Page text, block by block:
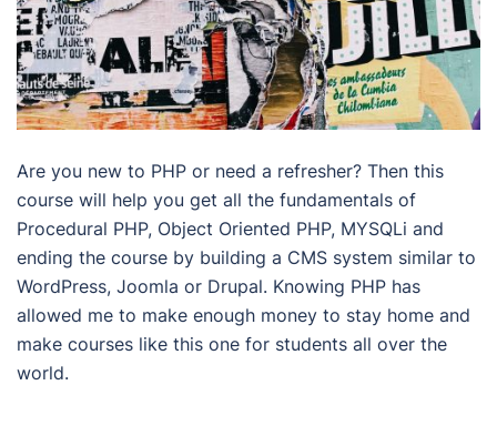
Are you new to PHP or need a refresher? Then this
course will help you get all the fundamentals of
Procedural PHP, Object Oriented PHP, MYSQLi and
ending the course by building a CMS system similar to
WordPress, Joomla or Drupal. Knowing PHP has
allowed me to make enough money to stay home and
make courses like this one for students all over the
world.